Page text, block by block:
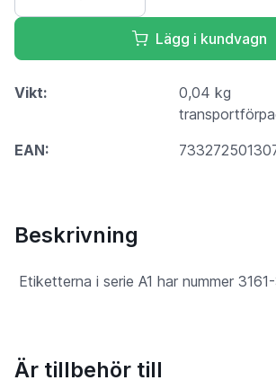
Lägg i kundvagn
Vikt:
0,04 kg
EAN:
Beskrivning
Etiketterna i serie A1 har nummer
Är tillbehör till